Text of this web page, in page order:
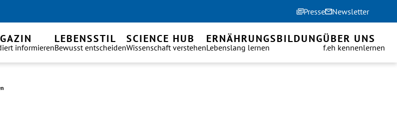
Presse Newsletter
informieren
LEBENSSTIL
Bewusst entscheiden
SCIENCE HUB
Wissenschaft verstehen
ERNÄHRUNGSBILDUNG
Lebenslang lernen
ÜBER UNS
f.eh kennenlernen